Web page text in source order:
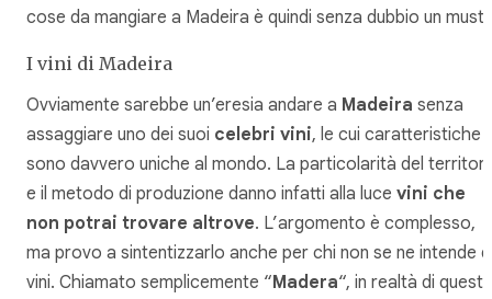
cose da mangiare a Madeira è quindi senza dubbio un must!
I vini di Madeira
Ovviamente sarebbe un’eresia andare a Madeira senza
assaggiare uno dei suoi celebri vini, le cui caratteristiche
sono davvero uniche al mondo. La particolarità del
e il metodo di produzione danno infatti alla luce vini che
non potrai trovare altrove. L’argomento è complesso,
ma provo a sintentizzarlo anche per chi non se ne intende
vini. Chiamato semplicemente “Madera“, in realtà di